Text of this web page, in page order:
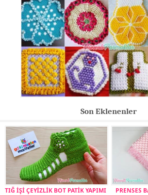
Son Eklenenler
TIĞ İŞİ ÇEYİZLİK BOT PATİK YAPIMI
PRENSES